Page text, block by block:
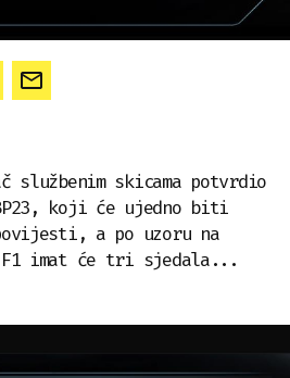
službenim skicama potvrdio
koji će ujedno biti
a po uzoru na
F1 imat će tri sjedala...